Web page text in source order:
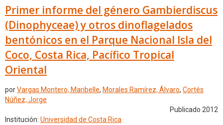
Primer informe del género Gambierdiscus
(Dinophyceae) y otros dinoflagelados
bentónicos en el Parque Nacional Isla del
Coco, Costa Rica, Pacífico Tropical
Oriental
porVargas Montero, Maribelle, Morales Ramírez, Álvaro, Cortés
Núñez, Jorge
Publicado 2012
Institución: Universidad de Costa Rica